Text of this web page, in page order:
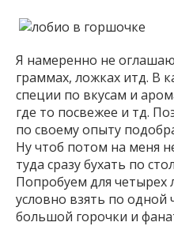
Я намеренно не
граммах, ложках итд. В
специи по вкусам и
где то посвежее и тд.
по своему опыту
Ну чтоб потом на меня
туда сразу бухать по
Попробуем для четырех
условно взять по одной
большой горочки и